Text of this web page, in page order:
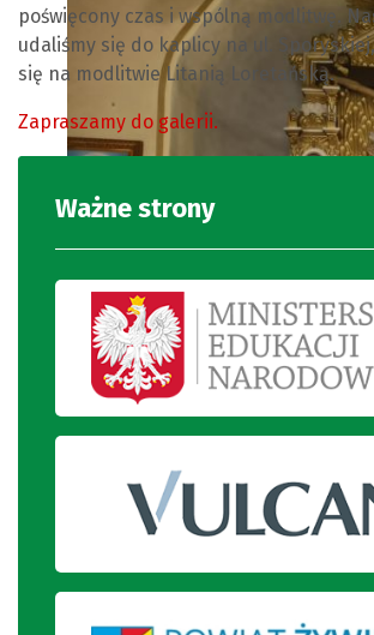
Wspólna modlitwa i
poświęcony czas i wspólną modlitwę.
udaliśmy się do kaplicy na ul.
się na modlitwie Litanią Loretańską.
Zapraszamy do galerii.
Ważne strony